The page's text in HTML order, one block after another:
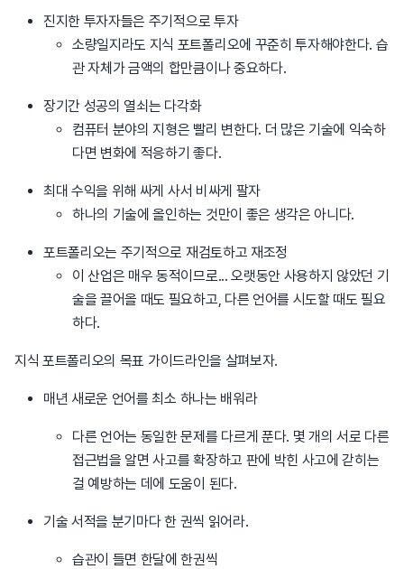
진지한 투자자들은 주기적으로 투자
소량일지라도 지식 포트폴리오에 꾸준히 투자해야한다. 습
관 자체가 금액의 합만큼이나 중요하다.
장기간 성공의 열쇠는 다각화
컴퓨터 분야의 지형은 빨리 변한다. 더 많은 기술에 익숙하
다면 변화에 적응하기 좋다.
최대 수익을 위해 싸게 사서 비싸게 팔자
하나의 기술에 올인하는 것만이 좋은 생각은 아니다.
포트폴리오는 주기적으로 재검토하고 재조정
이 산업은 매우 동적이므로... 오랫동안 사용하지 않았던 기
술을 끌어올 때도 필요하고, 다른 언어를 시도할 때도 필요
하다.
지식 포트폴리오의 목표 가이드라인을 살펴보자.
매년 새로운 언어를 최소 하나는 배워라
다른 언어는 동일한 문제를 다르게 푼다. 몇 개의 서로 다른
접근법을 알면 사고를 확장하고 판에 박힌 사고에 갇히는
걸 예방하는 데에 도움이 된다.
기술 서적을 분기마다 한 권씩 읽어라.
습관이 들면 한달에 한권씩